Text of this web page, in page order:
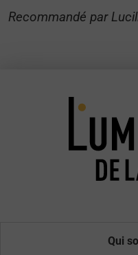
Recommandé par
Qui